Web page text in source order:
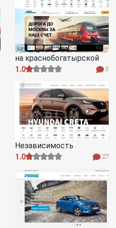
на краснобогатырской
1.0
3
Независимость
1.0
27